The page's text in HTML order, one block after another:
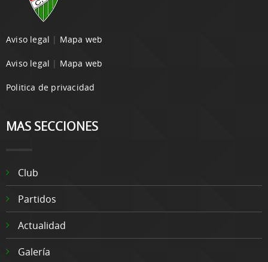
Aviso legal | Mapa web
Aviso legal | Mapa web
Politica de privacidad
MAS SECCIONES
Club
Partidos
Actualidad
Galería